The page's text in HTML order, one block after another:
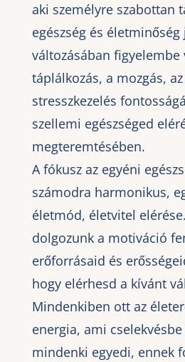
aki személyre szabottan
egészség és
változásában figyelembe
táplálkozás, a mozgás,
stresszkezelés
szellemi egészséged
megteremtésében.
A fókusz az egyéni
számodra harmonikus,
életmód, életvitel
dolgozunk a motiváció
erőforrásaid és
hogy elérhesd a kívánt
Mindenkiben ott az
energia, ami
mindenki egyedi, ennek